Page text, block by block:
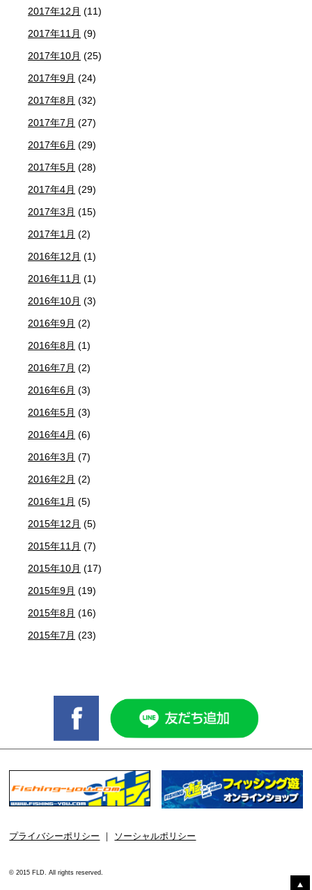
2017年12月 (11)
2017年11月 (9)
2017年10月 (25)
2017年9月 (24)
2017年8月 (32)
2017年7月 (27)
2017年6月 (29)
2017年5月 (28)
2017年4月 (29)
2017年3月 (15)
2017年1月 (2)
2016年12月 (1)
2016年11月 (1)
2016年10月 (3)
2016年9月 (2)
2016年8月 (1)
2016年7月 (2)
2016年6月 (3)
2016年5月 (3)
2016年4月 (6)
2016年3月 (7)
2016年2月 (2)
2016年1月 (5)
2015年12月 (5)
2015年11月 (7)
2015年10月 (17)
2015年9月 (19)
2015年8月 (16)
2015年7月 (23)
プライバシーポリシー ｜ ソーシャルポリシー
© 2015 FLD. All rights reserved.